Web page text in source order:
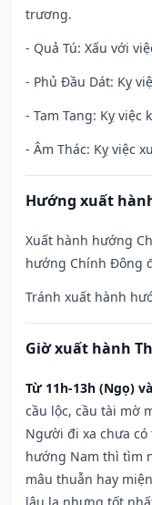
trương.
- Quả Tú: Xấu với
- Phủ Đầu Dát: Kỵ
- Tam Tang: Kỵ
- Âm Thác: Kỵ việc
Hướng xuất
Xuất hành hướng
hướng Chính Đông
Tránh xuất hành
Giờ xuất hành
Từ 11h-13h (Ngọ)
cầu lộc, cầu tài mờ
Người đi xa chưa
hướng Nam thì tìm
mâu thuẫn hay